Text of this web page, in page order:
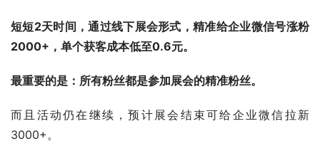
短短2天时间，通过线下展会形式，精准给企业微信号涨粉
2000+，单个获客成本低至0.6元。
最重要的是：所有粉丝都是参加展会的精准粉丝。
而且活动仍在继续，预计展会结束可给企业微信拉新
3000+。